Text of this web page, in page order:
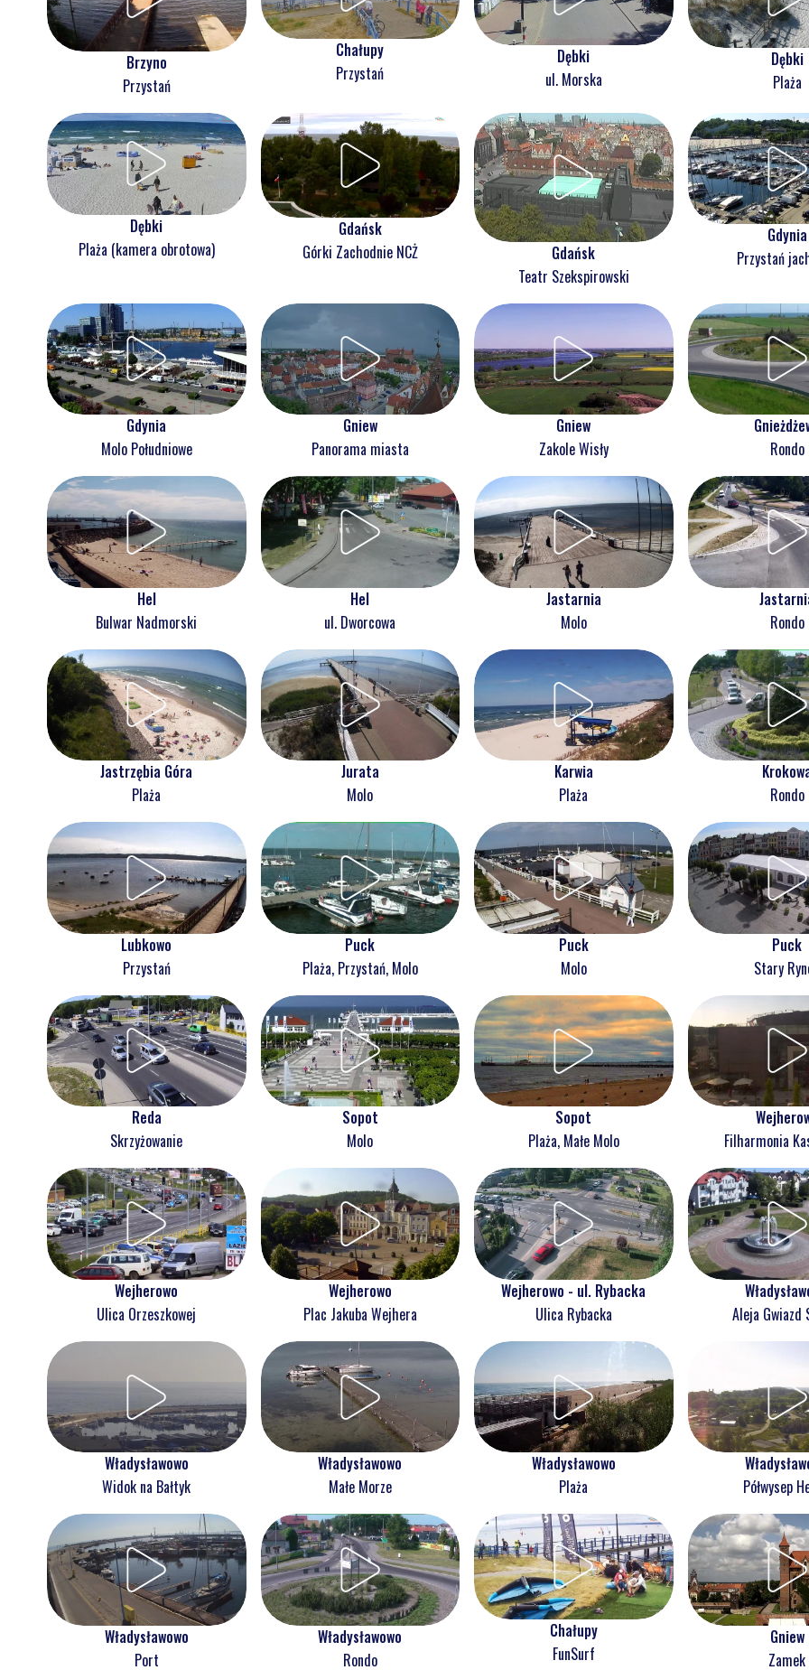
Brzyno
Przystań
Chałupy
Przystań
Dębki
ul. Morska
Dębki
Plaża
Dębki
Plaża (kamera obrotowa)
Gdańsk
Górki Zachodnie NCŻ
Gdańsk
Teatr Szekspirowski
Gdynia
Przystań
Gdynia
Molo Południowe
Gniew
Panorama miasta
Gniew
Zakole Wisły
Rondo
Hel
Bulwar Nadmorski
Hel
ul. Dworcowa
Jastarnia
Molo
Rondo
Jastrzębia Góra
Plaża
Jurata
Molo
Karwia
Plaża
Rondo
Lubkowo
Przystań
Puck
Plaża, Przystań, Molo
Puck
Molo
Puck
Stary
Reda
Skrzyżowanie
Sopot
Molo
Sopot
Plaża, Małe Molo
Filharmonia
Wejherowo
Ulica Orzeszkowej
Wejherowo
Plac Jakuba Wejhera
Wejherowo - ul. Rybacka
Ulica Rybacka
Aleja Gwiazd
Władysławowo
Widok na Bałtyk
Władysławowo
Małe Morze
Władysławowo
Plaża
Półwysep
Władysławowo
Port
Władysławowo
Rondo
Chałupy
FunSurf
Gniew
Zamek